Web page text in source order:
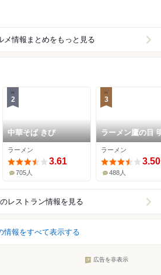
メ情報まとめをもっと見る
2
中華そば きび
ラーメン
3.61
705人
3
ラーメン鷹の目
前店
ラーメン
3.50
488人
のレストラン情報を見る
情報をすべて表示する
広告を非表示